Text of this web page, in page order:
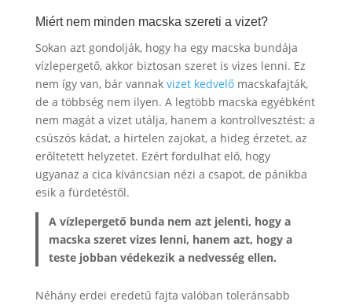
Miért nem minden macska szereti a vizet?
Sokan azt gondolják, hogy ha egy macska bundája
vízlepergető, akkor biztosan szeret is vizes lenni. Ez
nem így van, bár vannak vizet kedvelő macskafajták,
de a többség nem ilyen. A legtöbb macska egyébként
nem magát a vizet utálja, hanem a kontrollvesztést: a
csúszós kádat, a hirtelen zajokat, a hideg érzetet, az
erőltetett helyzetet. Ezért fordulhat elő, hogy
ugyanaz a cica kíváncsian nézi a csapot, de pánikba
esik a fürdetéstől.
A vízlepergető bunda nem azt jelenti, hogy a
macska szeret vizes lenni, hanem azt, hogy a
teste jobban védekezik a nedvesség ellen.
Néhány erdei eredetű fajta valóban toleránsabb